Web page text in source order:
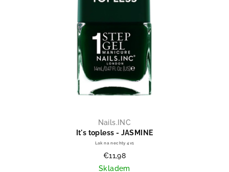
Nails.INC
It's topless - JASMINE
Lak na nechty 4v1
€11,98
Skladem